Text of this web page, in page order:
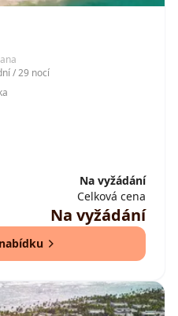
/ 29 nocí
Na vyžádání
Celková cena
Na vyžádání